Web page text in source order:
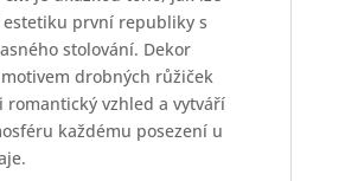
první republiky s
stolování. Dekor
motivem drobných růžiček
romantický vzhled a vytváří
každému posezení u